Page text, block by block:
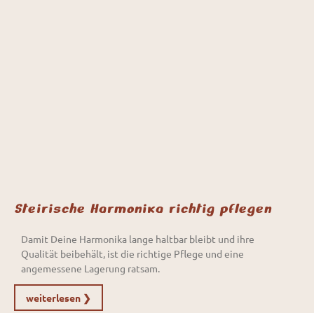
Steirische Harmonika richtig pflegen
Damit Deine Harmonika lange haltbar bleibt und ihre
Qualität beibehält, ist die richtige Pflege und eine
angemessene Lagerung ratsam.
weiterlesen ❯